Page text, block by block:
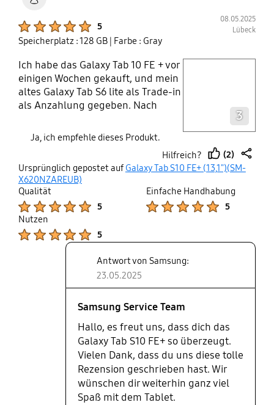
5
08.05.2025
Lübeck
Speicherplatz : 128 GB | Farbe : Gray
Ich habe das Galaxy Tab 10 FE + vor
einigen Wochen gekauft, und mein
altes Galaxy Tab S6 lite als Trade-in
als Anzahlung gegeben. Nach
sagen, dass sich dieses Upgrade
eindeutig gelohnt hat. Nicht nur ist
der Bildschirm deutlich größer als
bei meinem vorherigen Gerät, auch
die Verarbeitung des Tablets
insgesamt sowie die Software sind
auf dem neuesten Stand der
Technik, natürlich auch mit der
neuesten Firmware. Alles in allem
Student. Der Preis war auch völlig
in Ordnung, vor allem da ich
Supercharger erhalten habe. Die AI
Funktionen sind auch sehr
nützlich, vor allem für schnelle
Zusammenfassungen während der
Vorlesungen. Von mir eine klare
Kaufempfehlung, insbesondere für
3
Ja, ich empfehle dieses Produkt.
Hilfreich?
thumb
(2)
share
Ursprünglich gepostet auf Galaxy Tab S10 FE+ (13,1")(SM-
X620NZAREUB)
Qualität
5
Einfache Handhabung
5
Nutzen
5
Antwort von Samsung:
23.05.2025
Samsung Service Team
Hallo, es freut uns, dass dich das
Galaxy Tab S10 FE+ so überzeugt.
Vielen Dank, dass du uns diese tolle
Rezension geschrieben hast. Wir
wünschen dir weiterhin ganz viel
Spaß mit dem Tablet.